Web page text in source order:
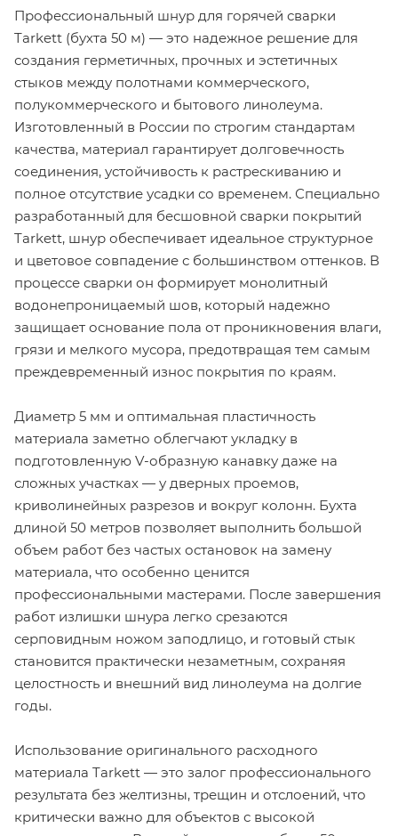
Профессиональный шнур для горячей сварки
Tarkett (бухта 50 м) — это надежное решение для
создания герметичных, прочных и эстетичных
стыков между полотнами коммерческого,
полукоммерческого и бытового линолеума.
Изготовленный в России по строгим стандартам
качества, материал гарантирует долговечность
соединения, устойчивость к растрескиванию и
полное отсутствие усадки со временем. Специально
разработанный для бесшовной сварки покрытий
Tarkett, шнур обеспечивает идеальное структурное
и цветовое совпадение с большинством оттенков. В
процессе сварки он формирует монолитный
водонепроницаемый шов, который надежно
защищает основание пола от проникновения влаги,
грязи и мелкого мусора, предотвращая тем самым
преждевременный износ покрытия по краям.
Диаметр 5 мм и оптимальная пластичность
материала заметно облегчают укладку в
подготовленную V-образную канавку даже на
сложных участках — у дверных проемов,
криволинейных разрезов и вокруг колонн. Бухта
длиной 50 метров позволяет выполнить большой
объем работ без частых остановок на замену
материала, что особенно ценится
профессиональными мастерами. После завершения
работ излишки шнура легко срезаются
серповидным ножом заподлицо, и готовый стык
становится практически незаметным, сохраняя
целостность и внешний вид линолеума на долгие
годы.
Использование оригинального расходного
материала Tarkett — это залог профессионального
результата без желтизны, трещин и отслоений, что
критически важно для объектов с высокой